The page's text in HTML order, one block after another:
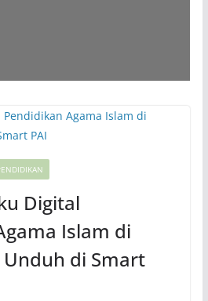
Digital
Islam di
Unduh di Smart